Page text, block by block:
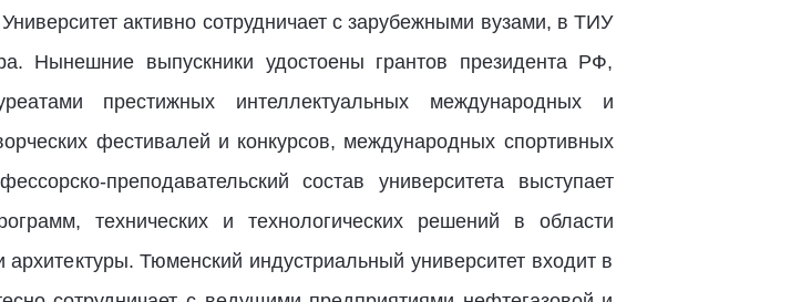
активно сотрудничает с зарубежными вузами, в ТИУ
Нынешние выпускники удостоены грантов президента РФ,
престижных интеллектуальных международных и
фестивалей и конкурсов, международных спортивных
преподавательский состав университета выступает
технических и технологических решений в области
Тюменский индустриальный университет входит в